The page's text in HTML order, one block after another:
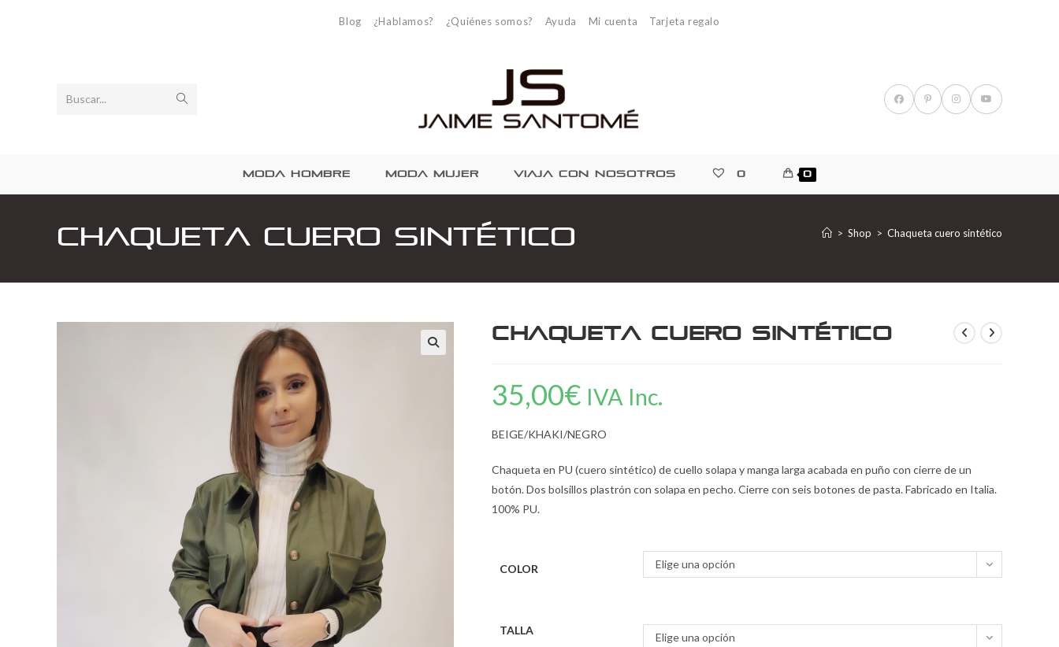
Blog ¿Hablamos? ¿Quiénes somos? Ayuda Mi cuenta Tarjeta regalo
Buscar...
MODA HOMBRE MODA MUJER VIAJA CON NOSOTROS 0 0
Chaqueta cuero sintético > Shop > Chaqueta cuero sintético
Chaqueta cuero sintético
35,00€ IVA Inc.
BEIGE/KHAKI/NEGRO
Chaqueta en PU (cuero sintético) de cuello solapa y manga larga acabada en puño con cierre de un
botón. Dos bolsillos plastrón con solapa en pecho. Cierre con seis botones de pasta. Fabricado en Italia.
100% PU.
COLOR Elige una opción
TALLA
Elige una opción